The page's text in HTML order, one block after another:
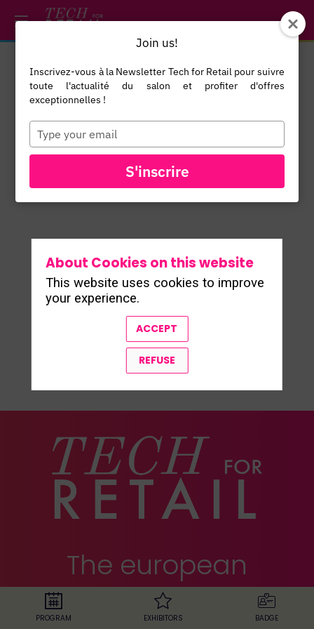
GA
Grégory
Directeur des
Opérations SI
& Logistique
IDKIDS
ALL SPEAKERS
The european
retail exhibition
PROGRAM EXHIBITORS BADGE
About Cookies on this website
This website uses cookies to improve
your experience.
ACCEPT
REFUSE
*/
Join us!
Inscrivez-vous à la Newsletter Tech for Retail pour suivre
toute l'actualité du salon et profiter d'offres
exceptionnelles !
Type
your
email
S'inscrire